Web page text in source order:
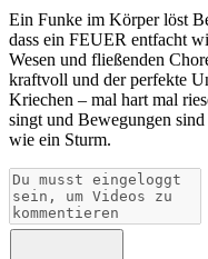
Ein Funke im Körper löst
dass ein FEUER entfacht
Wesen und fließenden
kraftvoll und der perfekte
Kriechen – mal hart mal
singt und Bewegungen
wie ein Sturm.